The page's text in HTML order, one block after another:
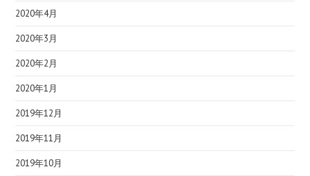
2020年4月
2020年3月
2020年2月
2020年1月
2019年12月
2019年11月
2019年10月